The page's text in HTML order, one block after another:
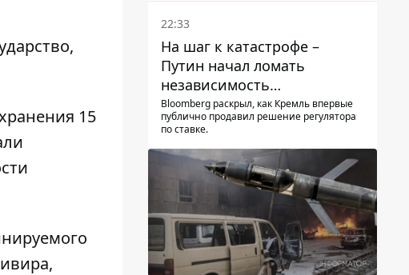
15
22:33
На шаг к катастрофе –
Путин начал ломать
независимость
собственного Центробанка,
заставив снизить базовую
Bloomberg раскрыл, как Кремль впервые
публично продавил решение регулятора
по ставке.